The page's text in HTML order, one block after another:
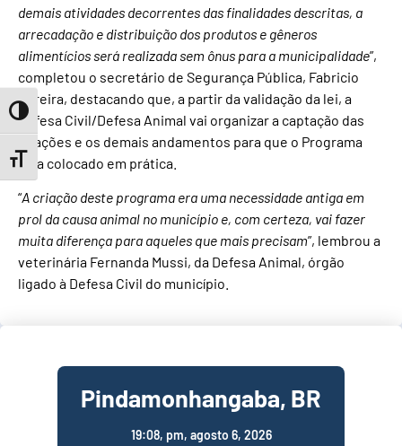
Toggle High Contrast
Toggle Font size
demais atividades decorrentes das finalidades descritas, a
arrecadação e distribuição dos produtos e gêneros
alimentícios será realizada sem ônus para a municipalidade”,
completou o secretário de Segurança Pública, Fabricio
Pereira, destacando que, a partir da validação da lei, a
Defesa Civil/Defesa Animal vai organizar a captação das
doações e os demais andamentos para que o Programa
seja colocado em prática.
“A criação deste programa era uma necessidade antiga em
prol da causa animal no município e, com certeza, vai fazer
muita diferença para aqueles que mais precisam”, lembrou a
veterinária Fernanda Mussi, da Defesa Animal, órgão
ligado à Defesa Civil do município.
Pindamonhangaba, BR
19:08, pm, agosto 6, 2026